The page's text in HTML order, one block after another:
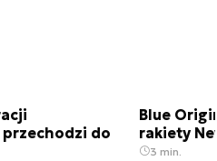
do
Blue
rakiety
3 min.